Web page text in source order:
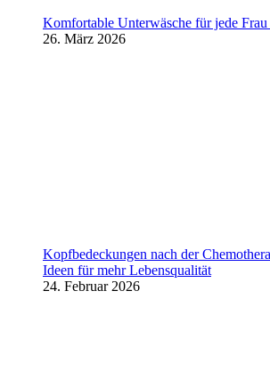
Komfortable Unterwäsche für jede Frau
26. März 2026
Kopfbedeckungen nach der
Ideen für mehr Lebensqualität
24. Februar 2026